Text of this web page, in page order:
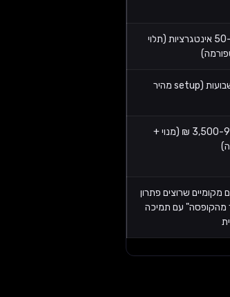
50-200 אינטגרציות (תלוי
1-3 שבועות (setup מהיר
3,500-9,000 ₪ (מנוי +
מקומיים שרוצים פתרון
מהקופסה" עם תמיכה